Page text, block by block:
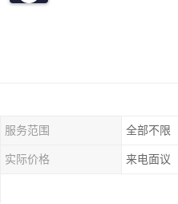
服务范围 全部不限
实际价格 来电面议